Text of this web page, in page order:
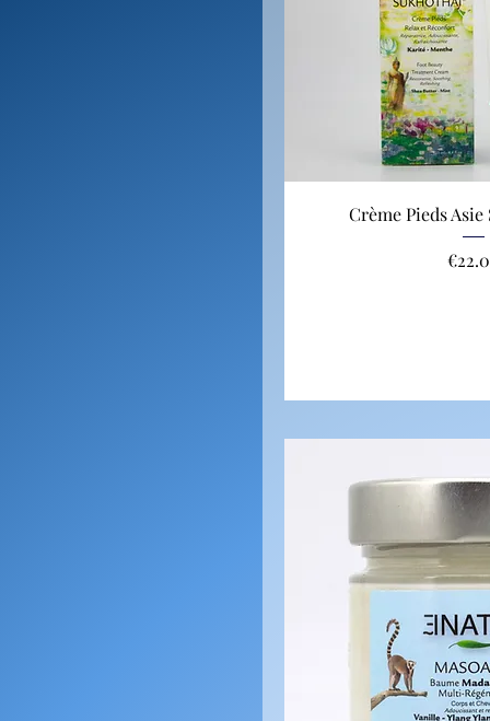
Crème Pieds
Price